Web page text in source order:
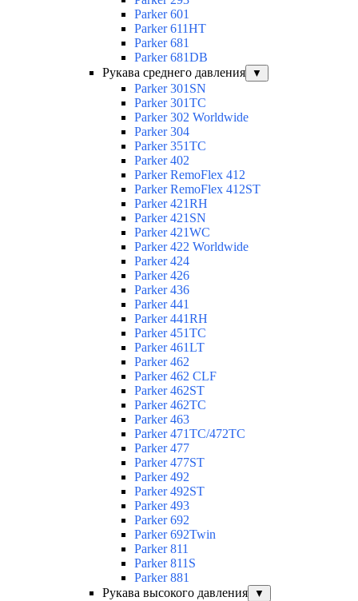
Parker 601
Parker 611HT
Parker 681
Parker 681DB
Рукава среднего давления
▼
Parker 301SN
Parker 301TC
Parker 302 Worldwide
Parker 304
Parker 351TC
Parker 402
Parker RemoFlex 412
Parker RemoFlex 412ST
Parker 421RH
Parker 421SN
Parker 421WC
Parker 422 Worldwide
Parker 424
Parker 426
Parker 436
Parker 441
Parker 441RH
Parker 451TC
Parker 461LT
Parker 462
Parker 462 CLF
Parker 462ST
Parker 462TC
Parker 463
Parker 471TC/472TC
Parker 477
Parker 477ST
Parker 492
Parker 492ST
Parker 493
Parker 692
Parker 692Twin
Parker 811
Parker 811S
Parker 881
Рукава высокого давления
▼